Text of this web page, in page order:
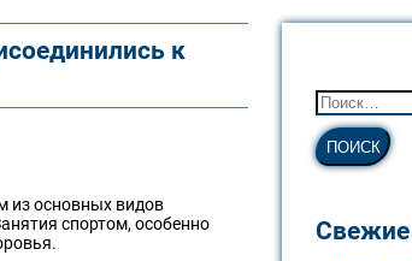
к
из основных видов
спортом, особенно
Свежие